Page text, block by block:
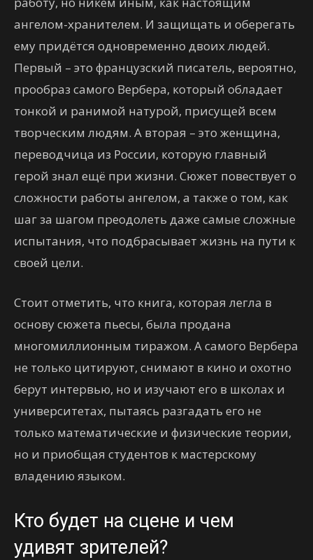
ангелом-хранителем. И защищать и оберегать
ему придётся одновременно двоих людей.
Первый – это французский писатель, вероятно,
прообраз самого Вербера, который обладает
тонкой и ранимой натурой, присущей всем
творческим людям. А вторая – это женщина,
переводчица из России, которую главный
герой знал ещё при жизни. Сюжет повествует о
сложности работы ангелом, а также о том, как
шаг за шагом преодолеть даже самые сложные
испытания, что подбрасывает жизнь на пути к
своей цели.
Стоит отметить, что книга, которая легла в
основу сюжета пьесы, была продана
многомиллионным тиражом. А самого Вербера
не только цитируют, снимают в кино и охотно
берут интервью, но и изучают его в школах и
университетах, пытаясь разгадать его не
только математические и физические теории,
но и приобщая студентов к мастерскому
владению языком.
Кто будет на сцене и чем
удивят зрителей?